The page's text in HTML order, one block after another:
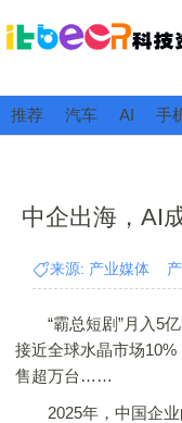
推荐 汽车 AI 手
中企出海，AI
来源: 产业媒体 产
“霸总短剧”月入5亿
接近全球水晶市场
售超万台……
2025年，中国企业